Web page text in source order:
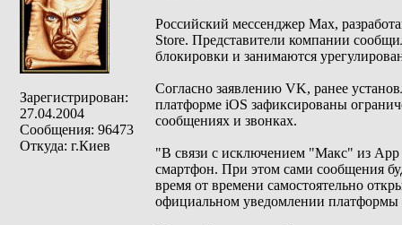
Зарегистрирован:
27.04.2004
Сообщения: 96473
Откуда: г.Киев
Российский мессенджер Мах,
Store. Представители компании
блокировки и занимаются
Согласно заявлению VK, ранее
платформе iOS зафиксированы
сообщениях и звонках.
"В связи с исключением "Макс" из App
смартфон. При этом сами сообщения
время от времени самостоятельно
официальном уведомлении платформы